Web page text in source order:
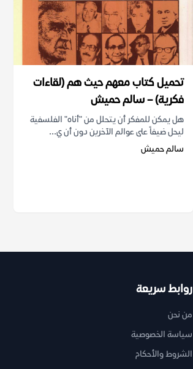
تحميل كتاب معهم حيث هم (لقاءات
فكرية) – سالم حميش
هل يمكن للمفكر أن يتحلل من "أناه" الفلسفية
ليحل ضيفاً على عوالم الآخرين دون أن ي...
سالم حميش
روابط سريعة
من نحن
سياسة الخصوصية
الشروط والأحكام